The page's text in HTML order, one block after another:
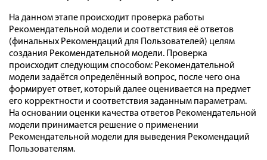
На данном этапе происходит проверка работы
Рекомендательной модели и соответствия её ответов
(финальных Рекомендаций для Пользователей) целям
создания Рекомендательной модели. Проверка
происходит следующим способом: Рекомендательной
модели задаётся определённый вопрос, после чего она
формирует ответ, который далее оценивается на предмет
его корректности и соответствия заданным параметрам.
На основании оценки качества ответов Рекомендательной
модели принимается решение о применении
Рекомендательной модели для выведения Рекомендаций
Пользователям.